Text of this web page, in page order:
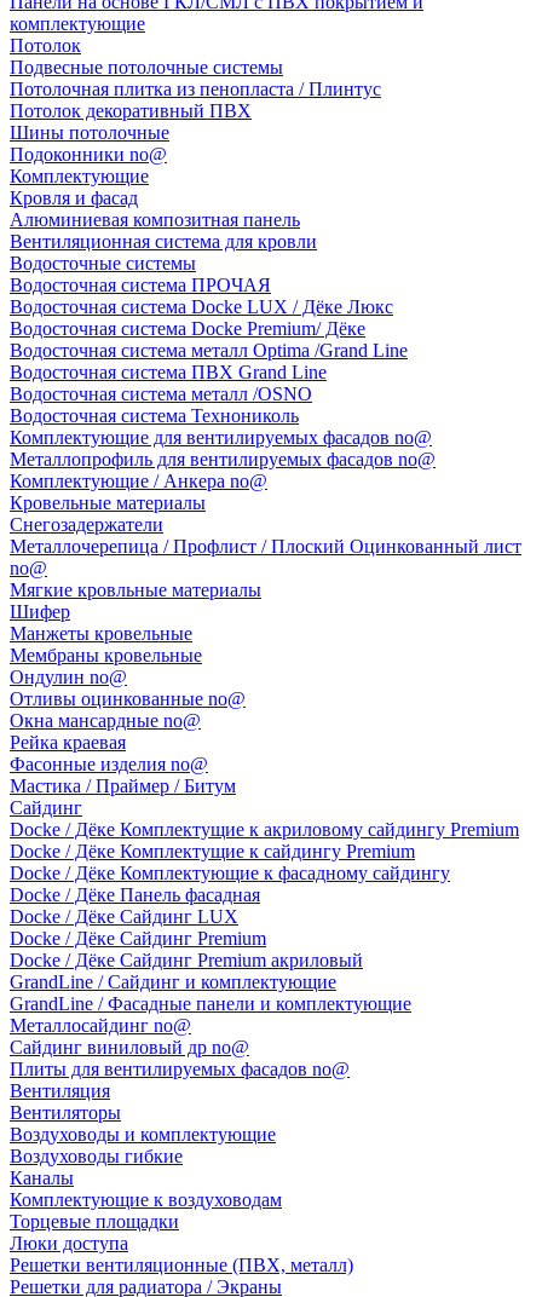
комплектующие
Потолок
Подвесные потолочные системы
Потолочная плитка из пенопласта / Плинтус
Потолок декоративный ПВХ
Шины потолочные
Подоконники no@
Комплектующие
Кровля и фасад
Алюминиевая композитная панель
Вентиляционная система для кровли
Водосточные системы
Водосточная система ПРОЧАЯ
Водосточная система Docke LUX / Дёке Люкс
Водосточная система Docke Premium/ Дёке
Водосточная система металл Optima /Grand Line
Водосточная система ПВХ Grand Line
Водосточная система металл /OSNO
Водосточная система Технониколь
Комплектующие для вентилируемых фасадов no@
Металлопрофиль для вентилируемых фасадов no@
Комплектующие / Анкера no@
Кровельные материалы
Снегозадержатели
Металлочерепица / Профлист / Плоский Оцинкованный лист
no@
Мягкие кровльные материалы
Шифер
Манжеты кровельные
Мембраны кровельные
Ондулин no@
Отливы оцинкованные no@
Окна мансардные no@
Рейка краевая
Фасонные изделия no@
Мастика / Праймер / Битум
Сайдинг
Docke / Дёке Комплектущие к акриловому сайдингу Premium
Docke / Дёке Комплектущие к сайдингу Premium
Docke / Дёке Комплектующие к фасадному сайдингу
Docke / Дёке Панель фасадная
Docke / Дёке Сайдинг LUX
Docke / Дёке Сайдинг Premium
Docke / Дёке Сайдинг Premium акриловый
GrandLine / Сайдинг и комплектующие
GrandLine / Фасадные панели и комплектующие
Металлосайдинг no@
Сайдинг виниловый др no@
Плиты для вентилируемых фасадов no@
Вентиляция
Вентиляторы
Воздуховоды и комплектующие
Воздуховоды гибкие
Каналы
Комплектующие к воздуховодам
Торцевые площадки
Люки доступа
Решетки вентиляционные (ПВХ, металл)
Решетки для радиатора / Экраны